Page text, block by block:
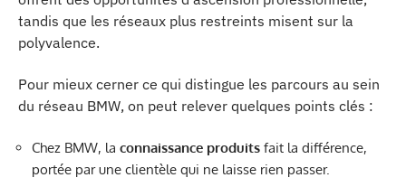
tandis que les réseaux plus restreints misent sur la
polyvalence.
Pour mieux cerner ce qui distingue les parcours au sein
du réseau BMW, on peut relever quelques points clés :
Chez BMW, la connaissance produits fait la différence,
portée par une clientèle qui ne laisse rien passer.